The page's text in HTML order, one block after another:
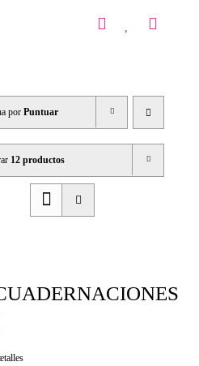
por Puntuar
12 productos